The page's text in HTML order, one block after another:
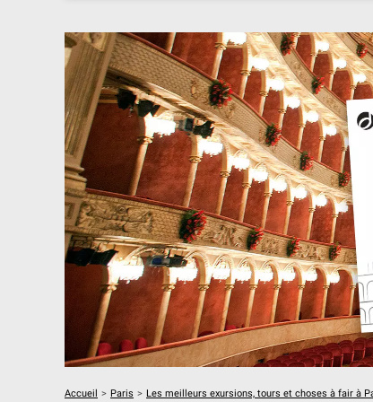
Accueil > Paris > Les meilleurs exursions, tours et choses à fair à